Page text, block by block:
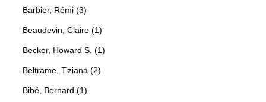
Barbier, Rémi (3)
Beaudevin, Claire (1)
Becker, Howard S. (1)
Beltrame, Tiziana (2)
Bibé, Bernard (1)